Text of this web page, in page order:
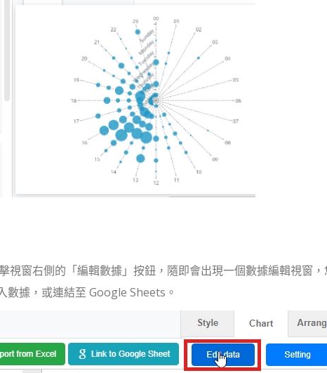
視窗右側的「編輯數據」按鈕，隨即會出現一個數據編輯視窗
數據，或連結至 Google Sheets。